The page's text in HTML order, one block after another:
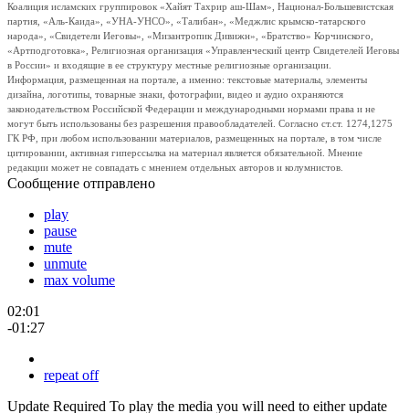
Коалиция исламских группировок «Хайят Тахрир аш-Шам», Национал-Большевистская
партия, «Аль-Каида», «УНА-УНСО», «Талибан», «Меджлис крымско-татарского
народа», «Свидетели Иеговы», «Мизантропик Дивижн», «Братство» Корчинского,
«Артподготовка», Религиозная организация «Управленческий центр Свидетелей Иеговы
в России» и входящие в ее структуру местные религиозные организации.
Информация, размещенная на портале, а именно: текстовые материалы, элементы
дизайна, логотипы, товарные знаки, фотографии, видео и аудио охраняются
законодательством Российской Федерации и международными нормами права и не
могут быть использованы без разрешения правообладателей. Согласно ст.ст. 1274,1275
ГК РФ, при любом использовании материалов, размещенных на портале, в том числе
цитировании, активная гиперссылка на материал является обязательной. Мнение
редакции может не совпадать с мнением отдельных авторов и колумнистов.
Сообщение отправлено
play
pause
mute
unmute
max volume
02:01
-01:27
repeat off
Update Required To play the media you will need to either update